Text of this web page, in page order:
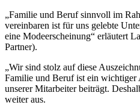
„Familie und Beruf sinnvoll im
vereinbaren ist für uns gelebte
eine Modeerscheinung“ erläutert
Partner).
„Wir sind stolz auf diese
Familie und Beruf ist ein wichtiger
unserer Mitarbeiter beiträgt.
weiter aus.